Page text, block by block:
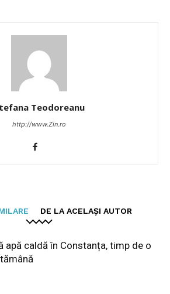
Teodoreanu
http://www.Zin.ro
DE LA ACELAȘI AUTOR
apă caldă în Constanța, timp de o